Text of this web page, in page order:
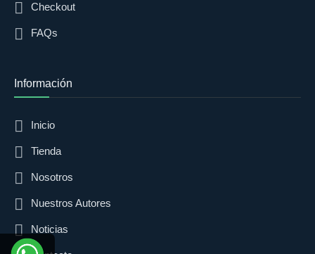
Checkout
FAQs
Información
Inicio
Tienda
Nosotros
Nuestros Autores
Noticias